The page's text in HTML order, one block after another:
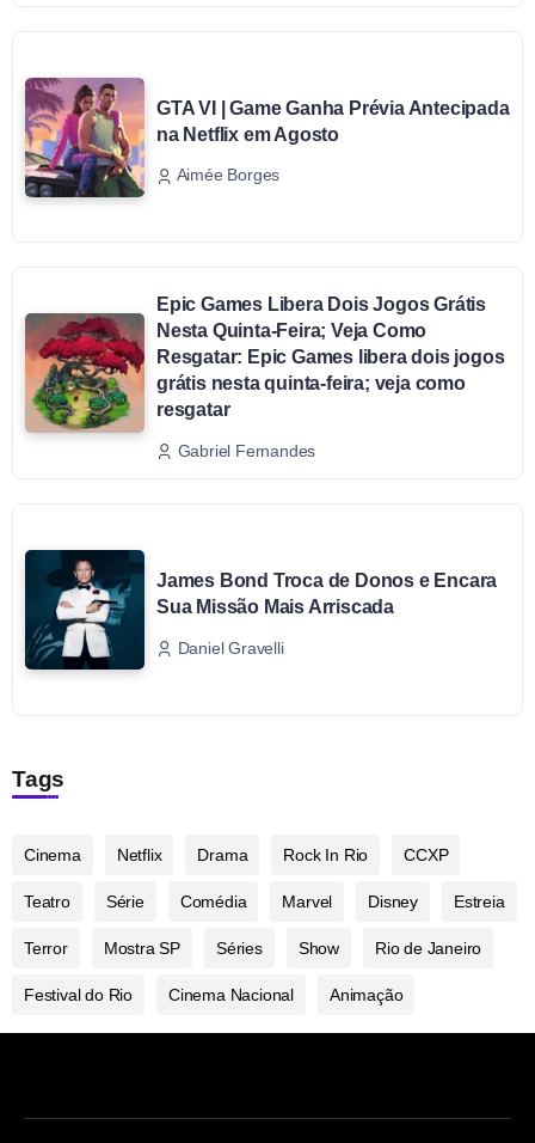
GTA VI | Game Ganha Prévia Antecipada
na Netflix em Agosto
Aimée Borges
Epic Games Libera Dois Jogos Grátis
Nesta Quinta-Feira; Veja Como
Resgatar: Epic Games libera dois jogos
grátis nesta quinta-feira; veja como
resgatar
Gabriel Fernandes
James Bond Troca de Donos e Encara
Sua Missão Mais Arriscada
Daniel Gravelli
Tags
Cinema Netflix Drama Rock In Rio CCXP
Teatro Série Comédia Marvel Disney Estreia
Terror Mostra SP Séries Show Rio de Janeiro
Festival do Rio Cinema Nacional Animação